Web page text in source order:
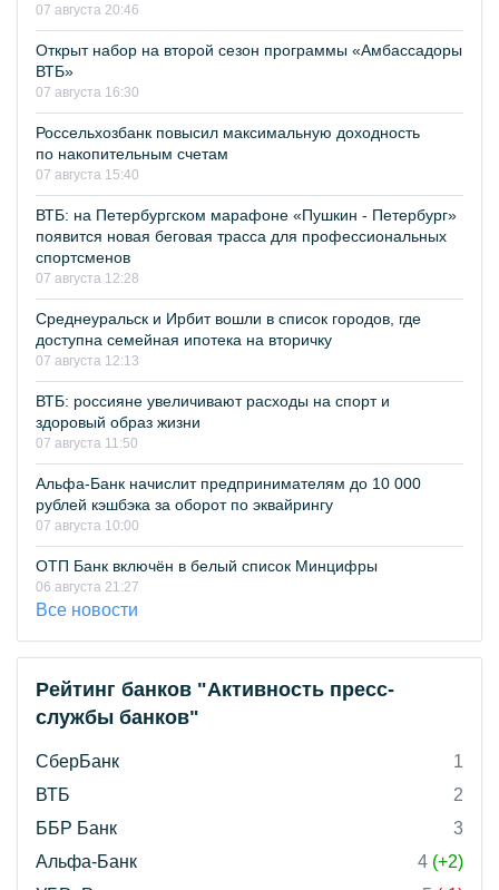
07 августа 20:46
Открыт набор на второй сезон программы «Амбассадоры
ВТБ»
07 августа 16:30
Россельхозбанк повысил максимальную доходность
по накопительным счетам
07 августа 15:40
ВТБ: на Петербургском марафоне «Пушкин - Петербург»
появится новая беговая трасса для профессиональных
спортсменов
07 августа 12:28
Среднеуральск и Ирбит вошли в список городов, где
доступна семейная ипотека на вторичку
07 августа 12:13
ВТБ: россияне увеличивают расходы на спорт и
здоровый образ жизни
07 августа 11:50
Альфа-Банк начислит предпринимателям до 10 000
рублей кэшбэка за оборот по эквайрингу
07 августа 10:00
ОТП Банк включён в белый список Минцифры
06 августа 21:27
Все новости
Рейтинг банков "Активность пресс-
службы банков"
СберБанк
1
ВТБ
2
ББР Банк
3
Альфа-Банк
4 (+2)